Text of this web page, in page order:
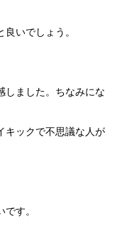
いでしょう。
しました。ちなみにな
キックで不思議な人が
す。